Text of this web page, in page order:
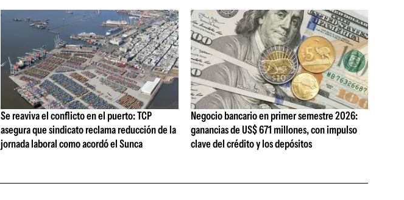
Se reaviva el conflicto en el puerto: TCP
asegura que sindicato reclama reducción de la
jornada laboral como acordó el Sunca
Negocio bancario en primer semestre 2026:
ganancias de US$ 671 millones, con impulso
clave del crédito y los depósitos